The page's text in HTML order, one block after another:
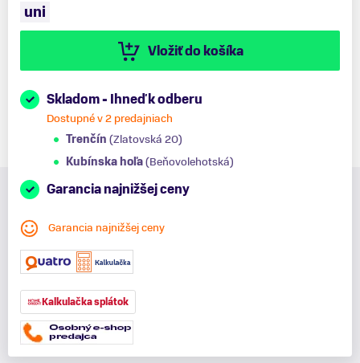
uni
Vložiť do košíka
Skladom - Ihneď k odberu
Dostupné v 2 predajniach
Trenčín (Zlatovská 20)
Kubínska hoľa(Beňovolehotská)
Garancia najnižšej ceny
Garancia najnižšej ceny
Kalkulačka splátok